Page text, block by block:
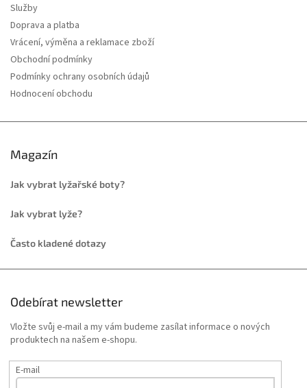
Služby
Doprava a platba
Vrácení, výměna a reklamace zboží
Obchodní podmínky
Podmínky ochrany osobních údajů
Hodnocení obchodu
Magazín
Jak vybrat lyžařské boty?
Jak vybrat lyže?
Často kladené dotazy
Odebírat newsletter
Vložte svůj e-mail a my vám budeme zasílat informace o nových
produktech na našem e-shopu.
E-mail